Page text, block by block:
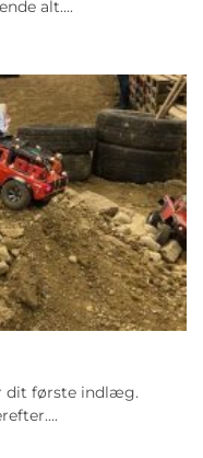
alt....
dit første indlæg.